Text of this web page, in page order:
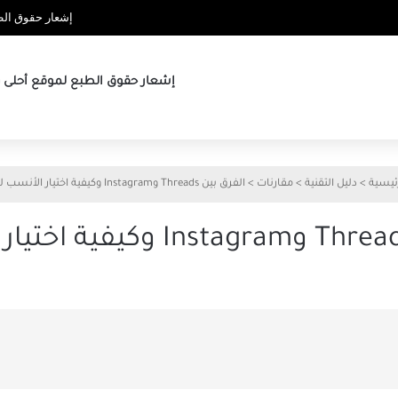
إشعار حقوق
إشعار حقوق الطبع لموقع أحلى
> دليل التقنية > مقارنات > الفرق بين Threads وInstagram وكيفية اختيار الأنسب لك